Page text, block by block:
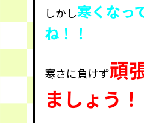
しかし寒くなっ
ね！！
寒さに負けず頑
ましょう！